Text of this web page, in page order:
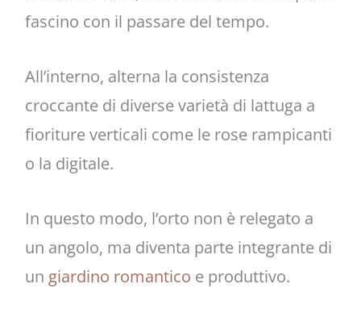
fascino con il passare del tempo.
All’interno, alterna la consistenza
croccante di diverse varietà di lattuga a
fioriture verticali come le rose rampicanti
o la digitale.
In questo modo, l’orto non è relegato a
un angolo, ma diventa parte integrante di
un giardino romantico e produttivo.